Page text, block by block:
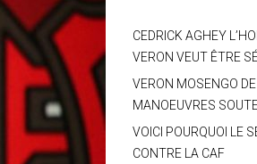
CEDRICK AGHEY
VERON VEUT ÊTRE
VERON MOSENGO
MANOEUVRES
VOICI POURQUOI LE
CONTRE LA CAF